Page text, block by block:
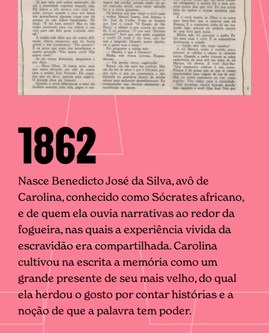
1862
Nasce Benedicto José da Silva, avô de
Carolina, conhecido como Sócrates africano,
e de quem ela ouvia narrativas ao redor da
fogueira, nas quais a experiência vivida da
escravidão era compartilhada. Carolina
cultivou na escrita a memória como um
grande presente de seu mais velho, do qual
ela herdou o gosto por contar histórias e a
noção de que a palavra tem poder.